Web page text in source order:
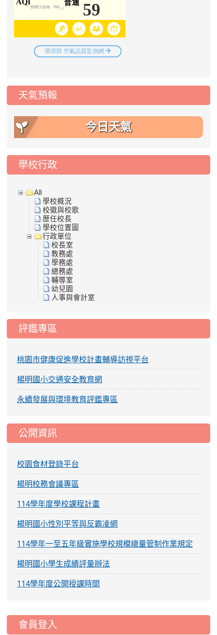
天氣預報
今日天氣
學校行政
All
學校概況
校徽與校歌
歷任校長
學校位置圖
行政單位
校長室
教務處
學務處
總務處
輔導室
幼兒園
人事與會計室
評鑑專區
桃園市健康促進學校計畫輔導訪視平台
楊明國小交通安全教育網
永續發展與環境教育評鑑專區
公開資訊
校園食材登錄平台
楊明校務會議專區
114學年度學校課程計畫
楊明國小性別平等與反霸凌網
114學年一至五年級實施學校規模總量管制作業規定
楊明國小學生成績評量辦法
114學年度公開授課時間
::: 會員登入